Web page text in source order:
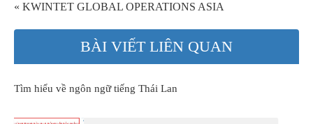
« KWINTET GLOBAL OPERATIONS ASIA
BÀI VIẾT LIÊN QUAN
Tìm hiểu về ngôn ngữ tiếng Thái Lan